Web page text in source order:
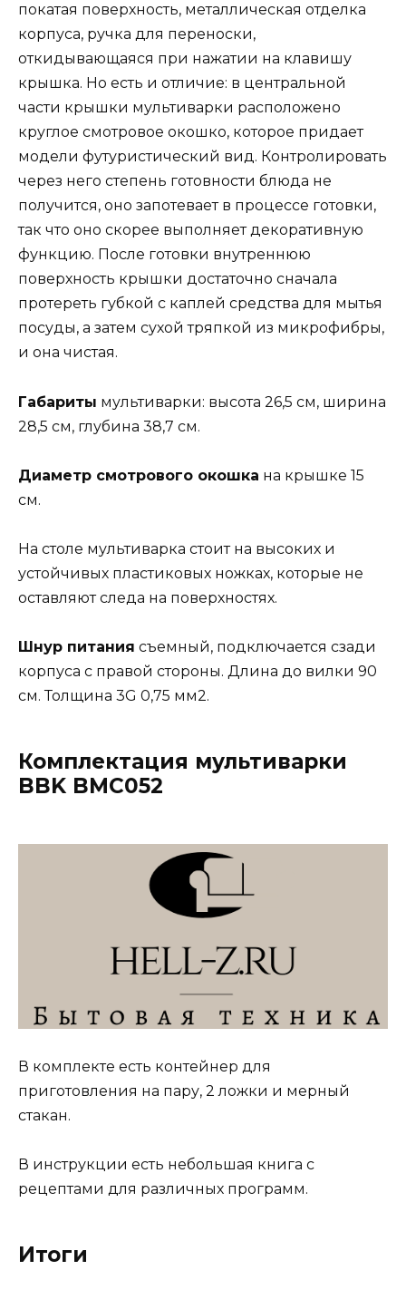
покатая поверхность, металлическая отделка
корпуса, ручка для переноски,
откидывающаяся при нажатии на клавишу
крышка. Но есть и отличие: в центральной
части крышки мультиварки расположено
круглое смотровое окошко, которое придает
модели футуристический вид. Контролировать
через него степень готовности блюда не
получится, оно запотевает в процессе готовки,
так что оно скорее выполняет декоративную
функцию. После готовки внутреннюю
поверхность крышки достаточно сначала
протереть губкой с каплей средства для мытья
посуды, а затем сухой тряпкой из микрофибры,
и она чистая.
Габариты мультиварки: высота 26,5 см, ширина
28,5 см, глубина 38,7 см.
Диаметр смотрового окошка на крышке 15
см.
На столе мультиварка стоит на высоких и
устойчивых пластиковых ножках, которые не
оставляют следа на поверхностях.
Шнур питания съемный, подключается сзади
корпуса с правой стороны. Длина до вилки 90
см. Толщина 3G 0,75 мм2.
Комплектация мультиварки
BBK BMC052
В комплекте есть контейнер для
приготовления на пару, 2 ложки и мерный
стакан.
В инструкции есть небольшая книга с
рецептами для различных программ.
Итоги